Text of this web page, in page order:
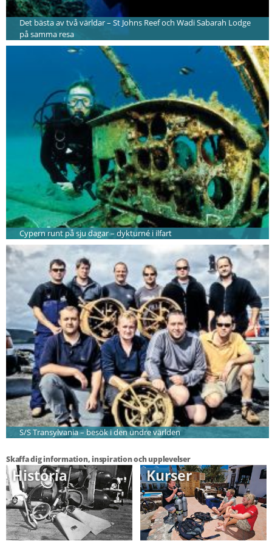
Det bästa av två världar – St Johns Reef och Wadi Sabarah Lodge
på samma resa
Cypern runt på sju dagar – dykturné i ilfart
S/S Transylvania – besök i den undre världen
Skaffa dig information, inspiration och upplevelser
Historia Kurser